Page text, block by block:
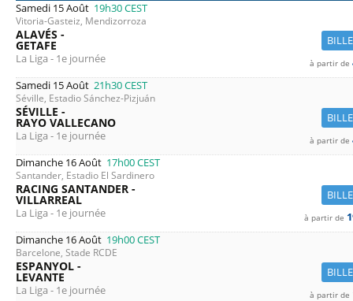
Samedi 15 Août 19h30CEST
Vitoria-Gasteiz, Mendizorroza
ALAVÉS -
GETAFE
La Liga - 1e journée à partir de
Samedi 15 Août 21h30CEST
Séville, Estadio Sánchez-Pizjuán
SÉVILLE -
RAYO VALLECANO
La Liga - 1e journée à partir de
Dimanche 16 Août 17h00CEST
Santander, Estadio El Sardinero
RACING SANTANDER -
VILLARREAL
La Liga - 1e journée à partir de
Dimanche 16 Août 19h00CEST
Barcelone, Stade RCDE
ESPANYOL -
LEVANTE
La Liga - 1e journée à partir de